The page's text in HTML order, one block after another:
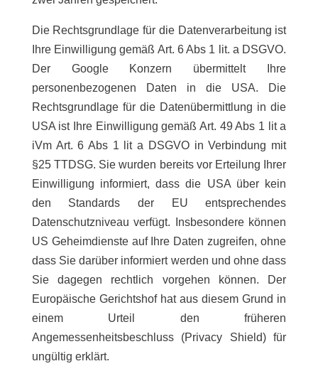
Die Rechtsgrundlage für die Datenverarbeitung ist
Ihre Einwilligung gemäß Art. 6 Abs 1 lit. a DSGVO.
Der Google Konzern übermittelt Ihre
personenbezogenen Daten in die USA. Die
Rechtsgrundlage für die Datenübermittlung in die
USA ist Ihre Einwilligung gemäß Art. 49 Abs 1 lit a
iVm Art. 6 Abs 1 lit a DSGVO in Verbindung mit
§25 TTDSG. Sie wurden bereits vor Erteilung Ihrer
Einwilligung informiert, dass die USA über kein
den Standards der EU entsprechendes
Datenschutzniveau verfügt. Insbesondere können
US Geheimdienste auf Ihre Daten zugreifen, ohne
dass Sie darüber informiert werden und ohne dass
Sie dagegen rechtlich vorgehen können. Der
Europäische Gerichtshof hat aus diesem Grund in
einem Urteil den früheren
Angemessenheitsbeschluss (Privacy Shield) für
ungültig erklärt.